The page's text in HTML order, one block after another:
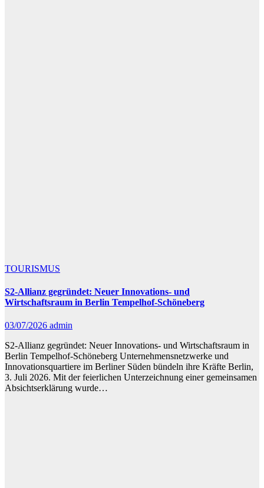
TOURISMUS
S2-Allianz gegründet: Neuer Innovations- und
Wirtschaftsraum in Berlin Tempelhof-Schöneberg
03/07/2026 admin
S2-Allianz gegründet: Neuer Innovations- und Wirtschaftsraum in
Berlin Tempelhof-Schöneberg Unternehmensnetzwerke und
Innovationsquartiere im Berliner Süden bündeln ihre Kräfte Berlin,
3. Juli 2026. Mit der feierlichen Unterzeichnung einer gemeinsamen
Absichtserklärung wurde…